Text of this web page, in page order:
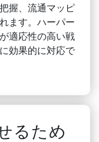
握、流通マッピ
ます。ハーパー
適応性の高い戦
効果的に対応で
るため